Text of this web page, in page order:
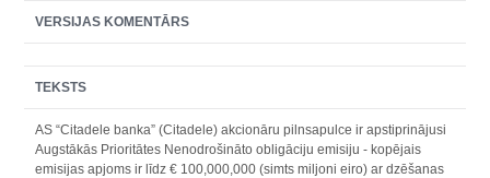
VERSIJAS KOMENTĀRS
TEKSTS
AS “Citadele banka” (Citadele) akcionāru pilnsapulce ir apstiprinājusi
Augstākās Prioritātes Nenodrošināto obligāciju emisiju - kopējais
emisijas apjoms ir līdz € 100,000,000 (simts miljoni eiro) ar dzēšanas